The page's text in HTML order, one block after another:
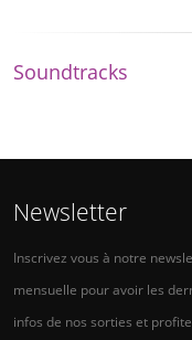
Soundtracks
Newsletter
Inscrivez vous à notre
mensuelle pour avoir les
infos de nos sorties et